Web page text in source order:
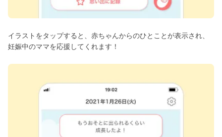
イラストをタップすると、赤ちゃんからのひとことが表示され、
妊娠中のママを応援してくれます！